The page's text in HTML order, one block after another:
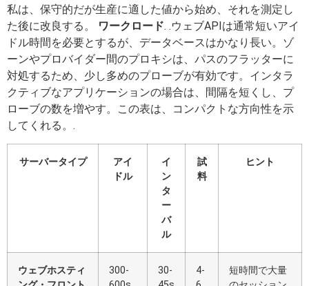
私は、保守的だが生産に適した値から始め、それを測定し
た後に改良する。
ワークロード. .ウェブAPIは通常短いアイ
ドル時間を必要とするが、データベースはかなり長い。ゾ
ーンやプロバイダー間のプロキシは、パスのフラッターに
対処するため、少し多めのプローブが有効です。インタラ
クティブなアプリケーションの場合は、間隔を短くし、プ
ローブの数を増やす。この表は、コンパクトな方向性を示
してくれる。.
サーバータイプ
アイ
ドル
イ
ン
タ
ー
バ
ル
試
料
ヒント
ウェブホスティ
300-
30-
4-
短時間で大量